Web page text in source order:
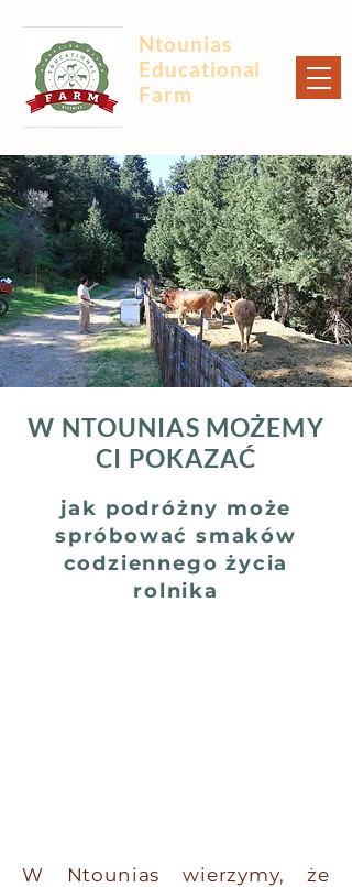
Ntounias
Educational
Farm
W NTOUNIAS MOŻEMY
CI POKAZAĆ
jak podróżny może
spróbować smaków
codziennego życia
rolnika
W Ntounias wierzymy, że